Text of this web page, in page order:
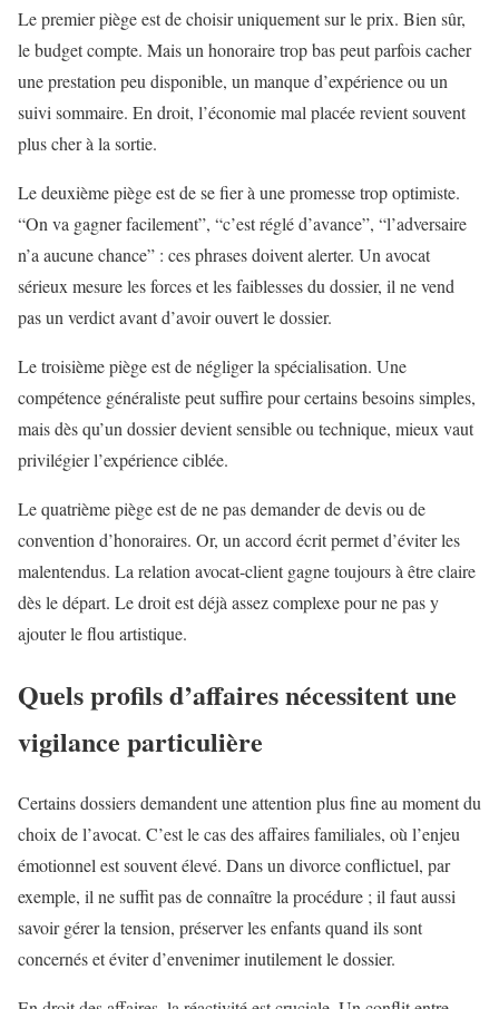
Le premier piège est de choisir uniquement sur le prix. Bien sûr,
le budget compte. Mais un honoraire trop bas peut parfois cacher
une prestation peu disponible, un manque d’expérience ou un
suivi sommaire. En droit, l’économie mal placée revient souvent
plus cher à la sortie.
Le deuxième piège est de se fier à une promesse trop optimiste.
“On va gagner facilement”, “c’est réglé d’avance”, “l’adversaire
n’a aucune chance” : ces phrases doivent alerter. Un avocat
sérieux mesure les forces et les faiblesses du dossier, il ne vend
pas un verdict avant d’avoir ouvert le dossier.
Le troisième piège est de négliger la spécialisation. Une
compétence généraliste peut suffire pour certains besoins simples,
mais dès qu’un dossier devient sensible ou technique, mieux vaut
privilégier l’expérience ciblée.
Le quatrième piège est de ne pas demander de devis ou de
convention d’honoraires. Or, un accord écrit permet d’éviter les
malentendus. La relation avocat-client gagne toujours à être claire
dès le départ. Le droit est déjà assez complexe pour ne pas y
ajouter le flou artistique.
Quels profils d’affaires nécessitent une
vigilance particulière
Certains dossiers demandent une attention plus fine au moment du
choix de l’avocat. C’est le cas des affaires familiales, où l’enjeu
émotionnel est souvent élevé. Dans un divorce conflictuel, par
exemple, il ne suffit pas de connaître la procédure ; il faut aussi
savoir gérer la tension, préserver les enfants quand ils sont
concernés et éviter d’envenimer inutilement le dossier.